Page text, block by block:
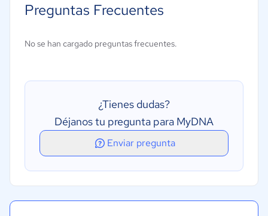
Onboarding y Offboarding
Portal para empleados
Gestión de selección de personal
Perfiles de empleados
Preguntas Frecuentes
No se han cargado preguntas frecuentes.
¿Tienes dudas?
Déjanos tu pregunta para MyDNA
Enviar pregunta